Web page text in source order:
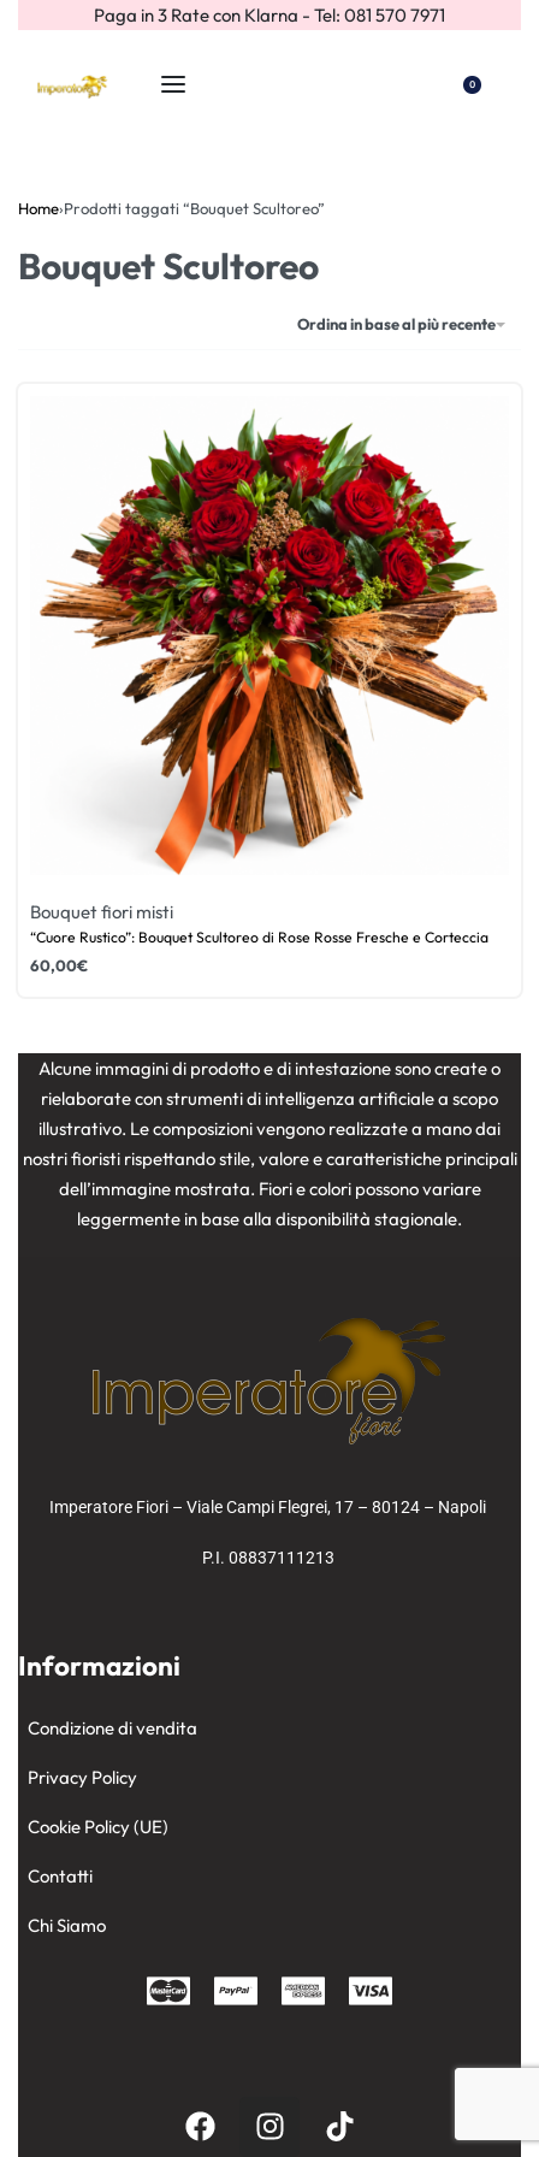
Paga in 3 Rate con Klarna - Tel: 081 570 7971
0
Home›Prodotti taggati “Bouquet Scultoreo”
Bouquet Scultoreo
Ordina in base al più recente
Bouquet fiori misti
“Cuore Rustico”: Bouquet Scultoreo di Rose Rosse Fresche e Corteccia
60,00€
Alcune immagini di prodotto e di intestazione sono create o
rielaborate con strumenti di intelligenza artificiale a scopo
illustrativo. Le composizioni vengono realizzate a mano dai
nostri fioristi rispettando stile, valore e caratteristiche principali
dell’immagine mostrata. Fiori e colori possono variare
leggermente in base alla disponibilità stagionale.
Imperatore Fiori – Viale Campi Flegrei, 17 – 80124 – Napoli
P.I. 08837111213
Informazioni
Condizione di vendita
Privacy Policy
Cookie Policy (UE)
Contatti
Chi Siamo